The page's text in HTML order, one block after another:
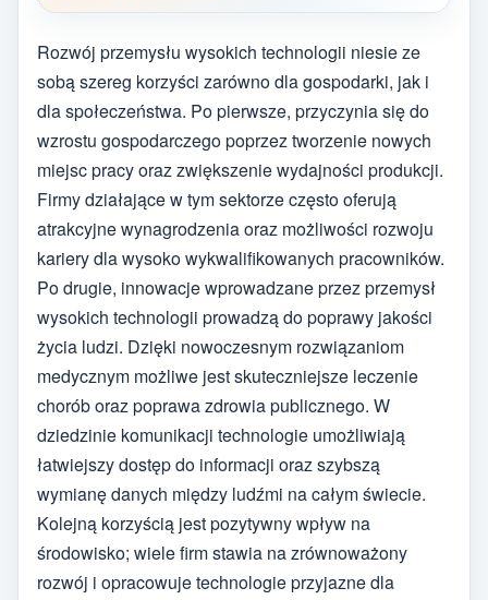
Rozwój przemysłu wysokich technologii niesie ze
sobą szereg korzyści zarówno dla gospodarki, jak i
dla społeczeństwa. Po pierwsze, przyczynia się do
wzrostu gospodarczego poprzez tworzenie nowych
miejsc pracy oraz zwiększenie wydajności produkcji.
Firmy działające w tym sektorze często oferują
atrakcyjne wynagrodzenia oraz możliwości rozwoju
kariery dla wysoko wykwalifikowanych pracowników.
Po drugie, innowacje wprowadzane przez przemysł
wysokich technologii prowadzą do poprawy jakości
życia ludzi. Dzięki nowoczesnym rozwiązaniom
medycznym możliwe jest skuteczniejsze leczenie
chorób oraz poprawa zdrowia publicznego. W
dziedzinie komunikacji technologie umożliwiają
łatwiejszy dostęp do informacji oraz szybszą
wymianę danych między ludźmi na całym świecie.
Kolejną korzyścią jest pozytywny wpływ na
środowisko; wiele firm stawia na zrównoważony
rozwój i opracowuje technologie przyjazne dla